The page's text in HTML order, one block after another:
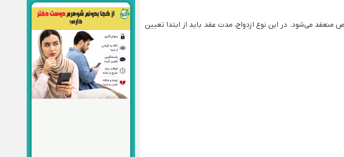
می‌شود. در این نوع ازدواج، مدت عقد باید از ابتدا تعیین